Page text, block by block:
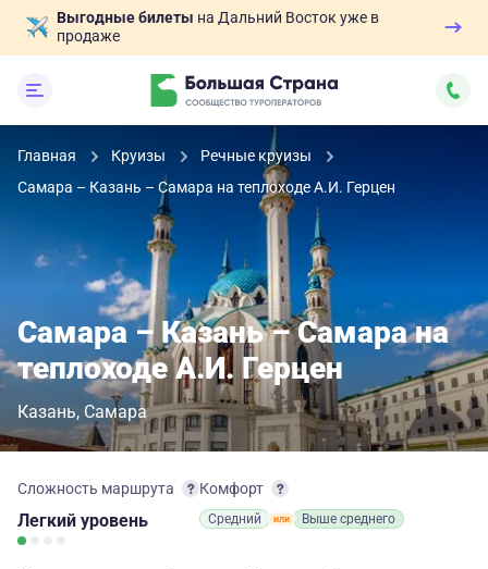
Выгодные билеты на Дальний Восток уже в
продаже
Главная Круизы
Речные круизы
Самара – Казань – Самара на теплоходе А.И. Герцен
Самара – Казань – Самара на
теплоходе А.И. Герцен
Казань Самара
Сложность маршрута
Легкий уровень
Комфорт
Средний Выше среднего